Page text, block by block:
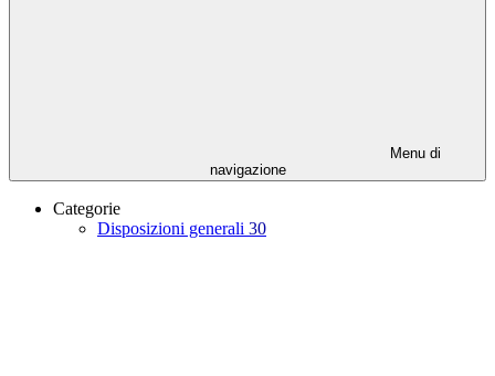
Menu di
navigazione
Categorie
Disposizioni generali 30